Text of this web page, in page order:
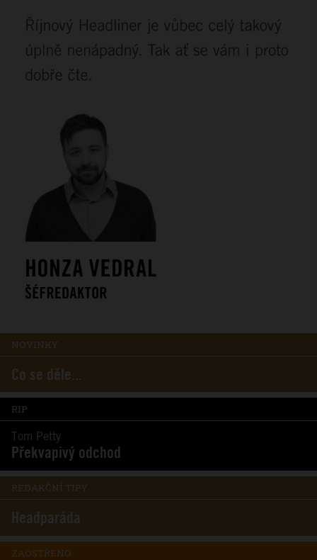
NOVINKY
Co se děle...
RIP
Tom Petty
Překvapivý odchod
REDAKČNÍ TIPY
Headparáda
ZAOSTŘENO